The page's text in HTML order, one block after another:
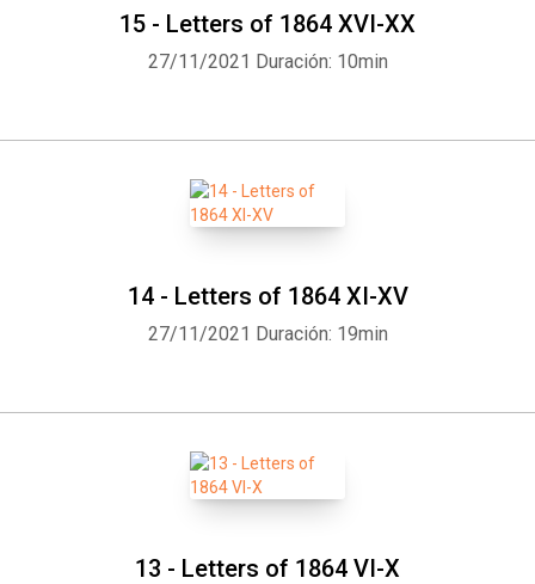
15 - Letters of 1864 XVI-XX
27/11/2021 Duración: 10min
14 - Letters of 1864 XI-XV
27/11/2021 Duración: 19min
13 - Letters of 1864 VI-X